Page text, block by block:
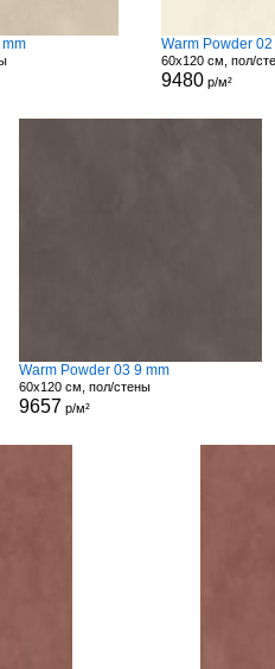
Warm Powder 02
60x120 см, пол/
9480 р/м²
Warm Powder 03 9 mm
60x120 см, пол/стены
9657 р/м²